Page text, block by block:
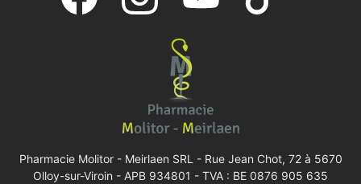
Pharmacie Molitor - Meirlaen SRL - Rue Jean Chot, 72 à 5670
Olloy-sur-Viroin - APB 934801 - TVA : BE 0876 905 635